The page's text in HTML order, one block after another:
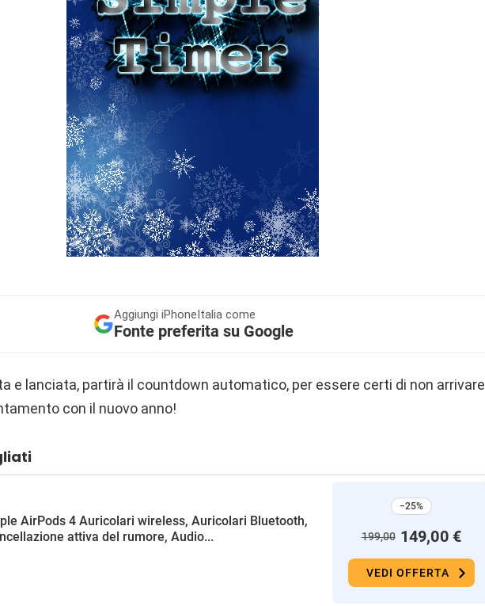
Aggiungi iPhoneItalia come
Fonte preferita su Google
e lanciata, partirà il countdown automatico, per essere certi di non arrivare
con il nuovo anno!
AirPods 4 Auricolari wireless, Auricolari Bluetooth,
attiva del rumore, Audio...
−25%
199,00 149,00 €
VEDI OFFERTA